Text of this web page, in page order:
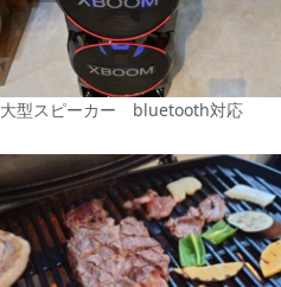
大型スピーカー bluetooth対応